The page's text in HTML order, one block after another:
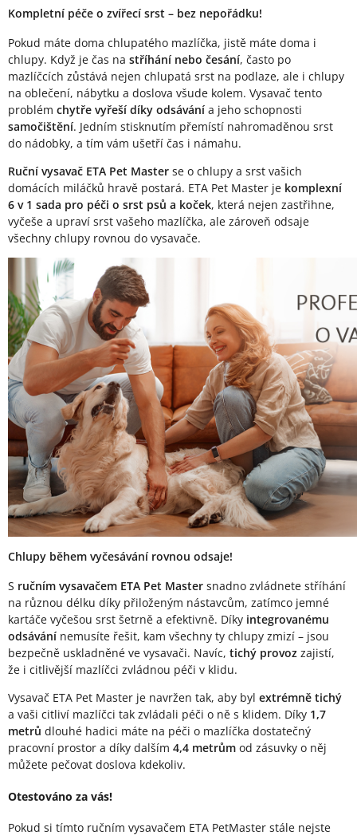
Popis produktu
Kompletní péče o zvířecí srst – bez nepořádku!
Pokud máte doma chlupatého mazlíčka, jistě máte doma i
chlupy. Když je čas na stříhání nebo česání, často po
mazlíčcích zůstává nejen chlupatá srst na podlaze, ale i chlupy
na oblečení, nábytku a doslova všude kolem. Vysavač tento
problém chytře vyřeší díky odsávání a jeho schopnosti
samočištění. Jedním stisknutím přemístí nahromaděnou srst
do nádobky, a tím vám ušetří čas i námahu.
Ruční vysavač ETA Pet Master se o chlupy a srst vašich
domácích miláčků hravě postará. ETA Pet Master je komplexní
6 v 1 sada pro péči o srst psů a koček, která nejen zastřihne,
vyčeše a upraví srst vašeho mazlíčka, ale zároveň odsaje
všechny chlupy rovnou do vysavače.
Chlupy během vyčesávání rovnou odsaje!
S ručním vysavačem ETA Pet Master snadno zvládnete stříhání
na různou délku díky přiloženým nástavcům, zatímco jemné
kartáče vyčešou srst šetrně a efektivně. Díky integrovanému
odsávání nemusíte řešit, kam všechny ty chlupy zmizí – jsou
bezpečně uskladněné ve vysavači. Navíc, tichý provoz zajistí,
že i citlivější mazlíčci zvládnou péči v klidu.
Vysavač ETA Pet Master je navržen tak, aby byl extrémně tichý
a vaši citliví mazlíčci tak zvládali péči o ně s klidem. Díky 1,7
metrů dlouhé hadici máte na péči o mazlíčka dostatečný
pracovní prostor a díky dalším 4,4 metrům od zásuvky o něj
můžete pečovat doslova kdekoliv.
Otestováno za vás!
Pokud si tímto ručním vysavačem ETA PetMaster stále nejste